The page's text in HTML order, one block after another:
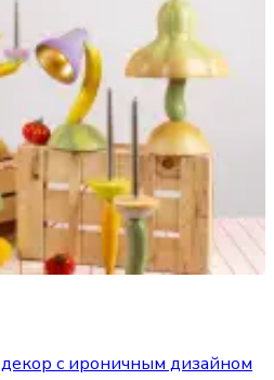
с ироничным дизайном